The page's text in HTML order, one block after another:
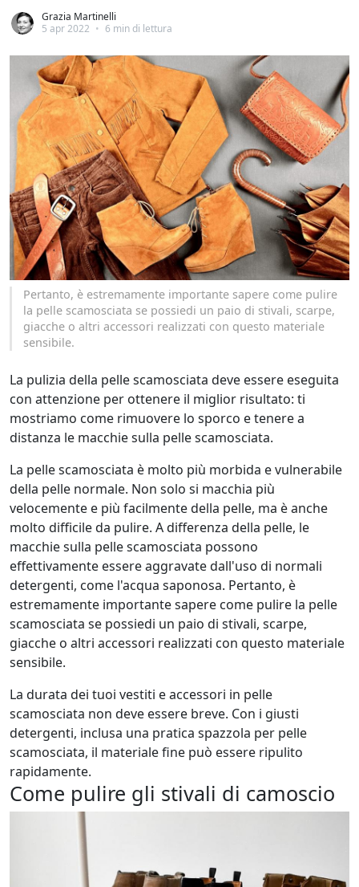
Grazia Martinelli
5 apr 2022 • 6 min di lettura
Pertanto, è estremamente importante sapere come pulire
la pelle scamosciata se possiedi un paio di stivali, scarpe,
giacche o altri accessori realizzati con questo materiale
sensibile.
La pulizia della pelle scamosciata deve essere eseguita
con attenzione per ottenere il miglior risultato: ti
mostriamo come rimuovere lo sporco e tenere a
distanza le macchie sulla pelle scamosciata.
La pelle scamosciata è molto più morbida e vulnerabile
della pelle normale. Non solo si macchia più
velocemente e più facilmente della pelle, ma è anche
molto difficile da pulire. A differenza della pelle, le
macchie sulla pelle scamosciata possono
effettivamente essere aggravate dall'uso di normali
detergenti, come l'acqua saponosa. Pertanto, è
estremamente importante sapere come pulire la pelle
scamosciata se possiedi un paio di stivali, scarpe,
giacche o altri accessori realizzati con questo materiale
sensibile.
La durata dei tuoi vestiti e accessori in pelle
scamosciata non deve essere breve. Con i giusti
detergenti, inclusa una pratica spazzola per pelle
scamosciata, il materiale fine può essere ripulito
rapidamente.
Come pulire gli stivali di camoscio